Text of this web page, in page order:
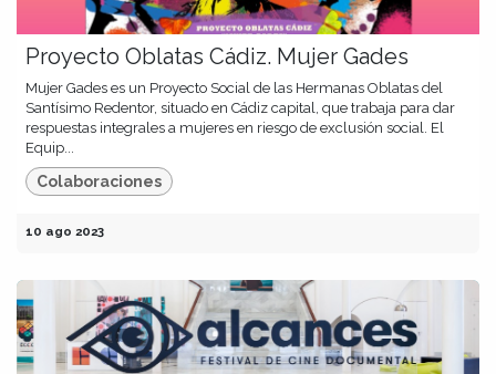
Proyecto Oblatas Cádiz. Mujer Gades
Mujer Gades es un Proyecto Social de las Hermanas Oblatas del
Santísimo Redentor, situado en Cádiz capital, que trabaja para dar
respuestas integrales a mujeres en riesgo de exclusión social. El
Equip...
Colaboraciones
10 ago 2023